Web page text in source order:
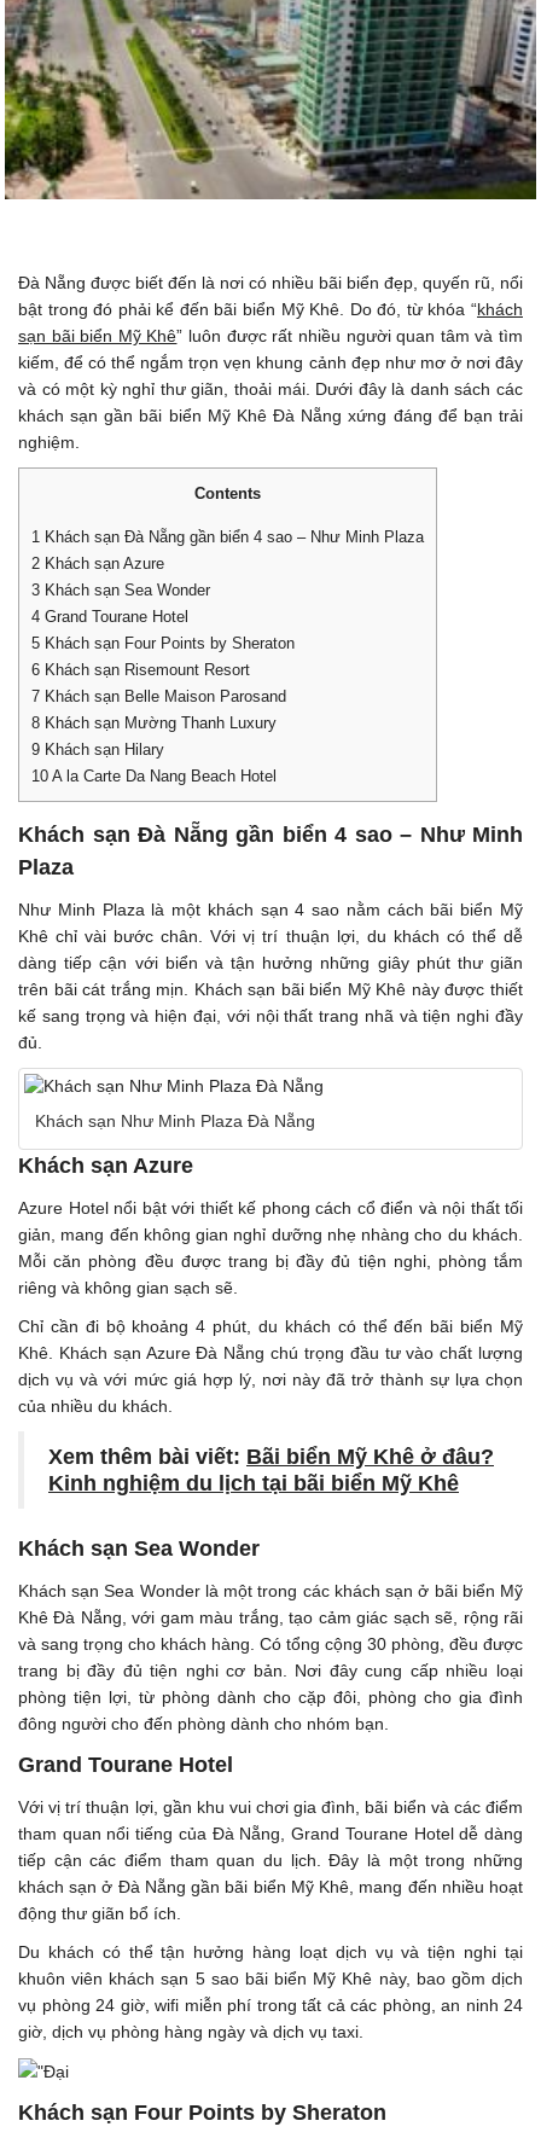
Đà Nẵng được biết đến là nơi có nhiều bãi biển đẹp, quyến rũ, nổi
bật trong đó phải kể đến bãi biển Mỹ Khê. Do đó, từ khóa “khách
sạn bãi biển Mỹ Khê” luôn được rất nhiều người quan tâm và tìm
kiếm, để có thể ngắm trọn vẹn khung cảnh đẹp như mơ ở nơi đây
và có một kỳ nghỉ thư giãn, thoải mái. Dưới đây là danh sách các
khách sạn gần bãi biển Mỹ Khê Đà Nẵng xứng đáng để bạn trải
nghiệm.
Contents
1 Khách sạn Đà Nẵng gần biển 4 sao – Như Minh Plaza
2 Khách sạn Azure
3 Khách sạn Sea Wonder
4 Grand Tourane Hotel
5 Khách sạn Four Points by Sheraton
6 Khách sạn Risemount Resort
7 Khách sạn Belle Maison Parosand
8 Khách sạn Mường Thanh Luxury
9 Khách sạn Hilary
10 A la Carte Da Nang Beach Hotel
Khách sạn Đà Nẵng gần biển 4 sao – Như Minh
Plaza
Như Minh Plaza là một khách sạn 4 sao nằm cách bãi biển Mỹ
Khê chỉ vài bước chân. Với vị trí thuận lợi, du khách có thể dễ
dàng tiếp cận với biển và tận hưởng những giây phút thư giãn
trên bãi cát trắng mịn. Khách sạn bãi biển Mỹ Khê này được thiết
kế sang trọng và hiện đại, với nội thất trang nhã và tiện nghi đầy
đủ.
Khách sạn Như Minh Plaza Đà Nẵng
Khách sạn Azure
Azure Hotel nổi bật với thiết kế phong cách cổ điển và nội thất tối
giản, mang đến không gian nghỉ dưỡng nhẹ nhàng cho du khách.
Mỗi căn phòng đều được trang bị đầy đủ tiện nghi, phòng tắm
riêng và không gian sạch sẽ.
Chỉ cần đi bộ khoảng 4 phút, du khách có thể đến bãi biển Mỹ
Khê. Khách sạn Azure Đà Nẵng chú trọng đầu tư vào chất lượng
dịch vụ và với mức giá hợp lý, nơi này đã trở thành sự lựa chọn
của nhiều du khách.
Xem thêm bài viết: Bãi biển Mỹ Khê ở đâu?
Kinh nghiệm du lịch tại bãi biển Mỹ Khê
Khách sạn Sea Wonder
Khách sạn Sea Wonder là một trong các khách sạn ở bãi biển Mỹ
Khê Đà Nẵng, với gam màu trắng, tạo cảm giác sạch sẽ, rộng rãi
và sang trọng cho khách hàng. Có tổng cộng 30 phòng, đều được
trang bị đầy đủ tiện nghi cơ bản. Nơi đây cung cấp nhiều loại
phòng tiện lợi, từ phòng dành cho cặp đôi, phòng cho gia đình
đông người cho đến phòng dành cho nhóm bạn.
Grand Tourane Hotel
Với vị trí thuận lợi, gần khu vui chơi gia đình, bãi biển và các điểm
tham quan nổi tiếng của Đà Nẵng, Grand Tourane Hotel dễ dàng
tiếp cận các điểm tham quan du lịch. Đây là một trong những
khách sạn ở Đà Nẵng gần bãi biển Mỹ Khê, mang đến nhiều hoạt
động thư giãn bổ ích.
Du khách có thể tận hưởng hàng loạt dịch vụ và tiện nghi tại
khuôn viên khách sạn 5 sao bãi biển Mỹ Khê này, bao gồm dịch
vụ phòng 24 giờ, wifi miễn phí trong tất cả các phòng, an ninh 24
giờ, dịch vụ phòng hàng ngày và dịch vụ taxi.
Khách sạn Four Points by Sheraton